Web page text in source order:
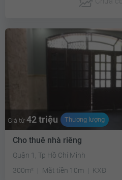
Giá từ 42 triệu Thương lượng
Cho thuê nhà riêng
Quận 1, Tp Hồ Chí Minh
300m²
Mặt tiền 10m KXĐ